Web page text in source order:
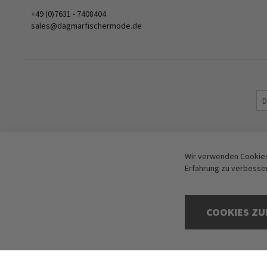
+49 (0)7631 - 7408404
sales@dagmarfischermode.de
Wir verwenden
Erfahrung zu
COOKIES